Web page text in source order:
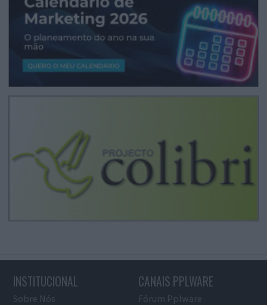
INSTITUCIONAL
Sobre Nós
CANAIS PPLWARE
Fórum Pplware